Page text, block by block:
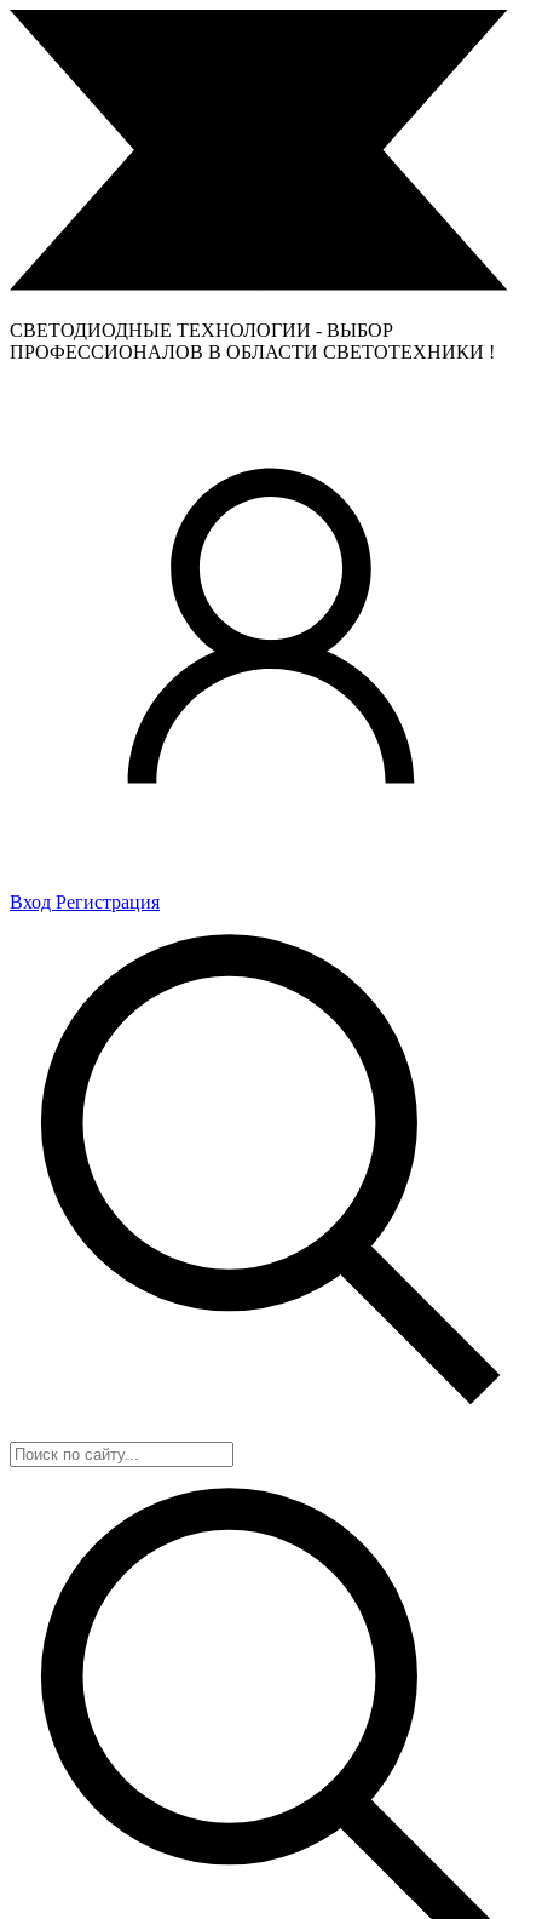
СВЕТОДИОДНЫЕ ТЕХНОЛОГИИ - ВЫБОР
ПРОФЕССИОНАЛОВ В ОБЛАСТИ СВЕТОТЕХНИКИ !
Вход Регистрация